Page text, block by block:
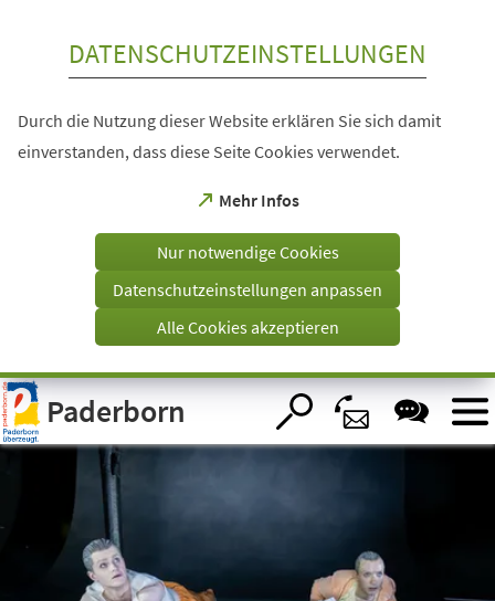
Visuelle
Assistenzsoftware
öffnen.
DATENSCHUTZEINSTELLUNGEN
Durch die Nutzung dieser Website erklären Sie sich damit
einverstanden, dass diese Seite Cookies verwendet.
Mehr Infos
(Öffnet
einem
Tab)
Nur notwendige Cookies
Datenschutzeinstellungen anpassen
Alle Cookies akzeptieren
Paderborn